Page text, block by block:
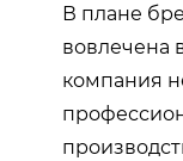
В плане
вовлечена
компания